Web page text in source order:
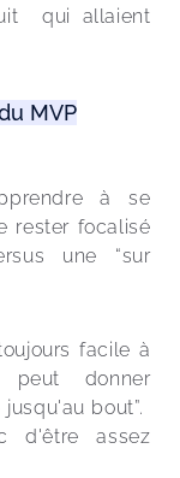
qui allaient
MVP
à se
rester focalisé
une “sur
facile à
peut donner
bout”.
d'être assez